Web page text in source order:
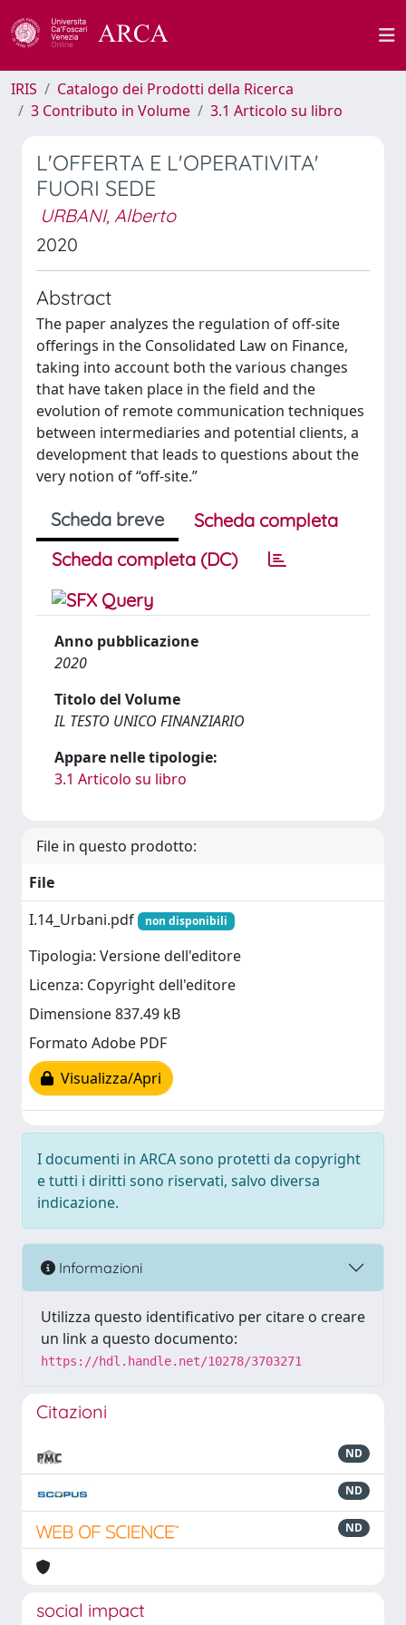
IRIS
Catalogo dei Prodotti della Ricerca
3 Contributo in Volume
3.1 Articolo su libro
L'OFFERTA E L'OPERATIVITA'
FUORI SEDE
URBANI, Alberto
2020
Abstract
The paper analyzes the regulation of off-site
offerings in the Consolidated Law on Finance,
taking into account both the various changes
that have taken place in the field and the
evolution of remote communication techniques
between intermediaries and potential clients, a
development that leads to questions about the
very notion of “off-site.”
Scheda breve
Scheda completa
Scheda completa (DC)
Anno pubblicazione
2020
Titolo del Volume
IL TESTO UNICO FINANZIARIO
Appare nelle tipologie:
3.1 Articolo su libro
File in questo prodotto:
File
I.14_Urbani.pdf
non disponibili
Tipologia: Versione dell'editore
Licenza: Copyright dell'editore
Dimensione 837.49 kB
Formato Adobe PDF
Visualizza/Apri
I documenti in ARCA sono protetti da copyright
e tutti i diritti sono riservati, salvo diversa
indicazione.
Informazioni
Utilizza questo identificativo per citare o creare
un link a questo documento:
https://hdl.handle.net/10278/3703271
Citazioni
ND
ND
ND
social impact